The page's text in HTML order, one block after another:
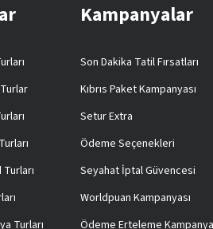
Turları
Kampanyalar
Son Dakika Tatil Fırsatları
Kıbrıs Paket Kampanyası
Setur Extra
Ödeme Seçenekleri
Seyahat İptal Güvencesi
Worldpuan Kampanyası
Ödeme Erteleme